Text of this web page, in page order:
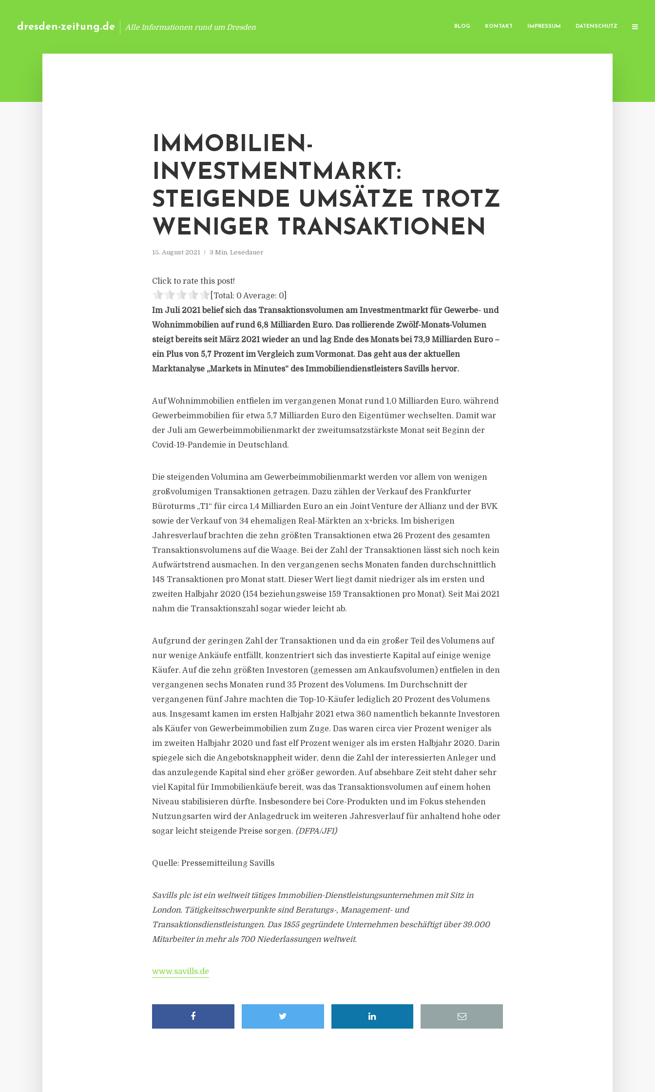
dresden-zeitung.de Alle Informationen rund um Dresden BLOG KONTAKT IMPRESSUM DATENSCHUTZ
IMMOBILIEN-
INVESTMENTMARKT:
STEIGENDE UMSÄTZE TROTZ
WENIGER TRANSAKTIONEN
15. August 2021 3 Min. Lesedauer
Click to rate this post!
[Total: 0 Average: 0
Im Juli 2021 belief sich das Transaktionsvolumen am Investmentmarkt für Gewerbe- und
Wohnimmobilien auf rund 6,8 Milliarden Euro. Das rollierende Zwölf-Monats-Volumen
steigt bereits seit März 2021 wieder an und lag Ende des Monats bei 73,9 Milliarden Euro –
ein Plus von 5,7 Prozent im Vergleich zum Vormonat. Das geht aus der aktuellen
Marktanalyse „Markets in Minutes“ des Immobiliendienstleisters Savills hervor.
Auf Wohnimmobilien entfielen im vergangenen Monat rund 1,0 Milliarden Euro, während
Gewerbeimmobilien für etwa 5,7 Milliarden Euro den Eigentümer wechselten. Damit war
der Juli am Gewerbeimmobilienmarkt der zweitumsatzstärkste Monat seit Beginn der
Covid-19-Pandemie in Deutschland.
Die steigenden Volumina am Gewerbeimmobilienmarkt werden vor allem von wenigen
großvolumigen Transaktionen getragen. Dazu zählen der Verkauf des Frankfurter
Büroturms „T1“ für circa 1,4 Milliarden Euro an ein Joint Venture der Allianz und der BVK
sowie der Verkauf von 34 ehemaligen Real-Märkten an x+bricks. Im bisherigen
Jahresverlauf brachten die zehn größten Transaktionen etwa 26 Prozent des gesamten
Transaktionsvolumens auf die Waage. Bei der Zahl der Transaktionen lässt sich noch kein
Aufwärtstrend ausmachen. In den vergangenen sechs Monaten fanden durchschnittlich
148 Transaktionen pro Monat statt. Dieser Wert liegt damit niedriger als im ersten und
zweiten Halbjahr 2020 (154 beziehungsweise 159 Transaktionen pro Monat). Seit Mai 2021
nahm die Transaktionszahl sogar wieder leicht ab.
Aufgrund der geringen Zahl der Transaktionen und da ein großer Teil des Volumens auf
nur wenige Ankäufe entfällt, konzentriert sich das investierte Kapital auf einige wenige
Käufer. Auf die zehn größten Investoren (gemessen am Ankaufsvolumen) entfielen in den
vergangenen sechs Monaten rund 35 Prozent des Volumens. Im Durchschnitt der
vergangenen fünf Jahre machten die Top-10-Käufer lediglich 20 Prozent des Volumens
aus. Insgesamt kamen im ersten Halbjahr 2021 etwa 360 namentlich bekannte Investoren
als Käufer von Gewerbeimmobilien zum Zuge. Das waren circa vier Prozent weniger als
im zweiten Halbjahr 2020 und fast elf Prozent weniger als im ersten Halbjahr 2020. Darin
spiegele sich die Angebotsknappheit wider, denn die Zahl der interessierten Anleger und
das anzulegende Kapital sind eher größer geworden. Auf absehbare Zeit steht daher sehr
viel Kapital für Immobilienkäufe bereit, was das Transaktionsvolumen auf einem hohen
Niveau stabilisieren dürfte. Insbesondere bei Core-Produkten und im Fokus stehenden
Nutzungsarten wird der Anlagedruck im weiteren Jahresverlauf für anhaltend hohe oder
sogar leicht steigende Preise sorgen. (DFPA/JF1)
Quelle: Pressemitteilung Savills
Savills plc ist ein weltweit tätiges Immobilien-Dienstleistungsunternehmen mit Sitz in
London. Tätigkeitsschwerpunkte sind Beratungs-, Management- und
Transaktionsdienstleistungen. Das 1855 gegründete Unternehmen beschäftigt über 39.000
Mitarbeiter in mehr als 700 Niederlassungen weltweit.
www.savills.de